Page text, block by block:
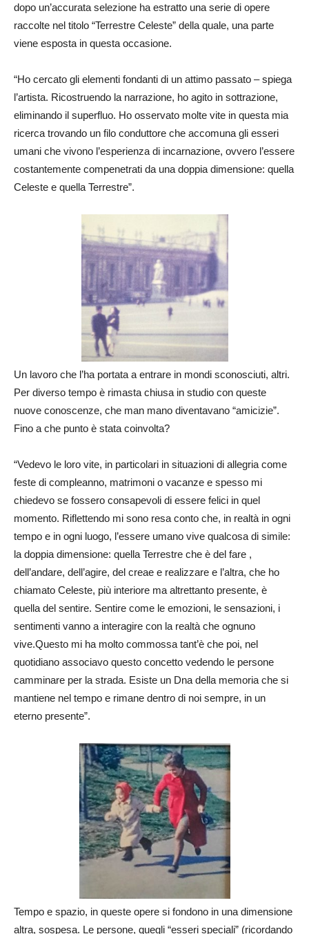
dopo un’accurata selezione ha estratto una serie di opere
raccolte nel titolo “Terrestre Celeste” della quale, una parte
viene esposta in questa occasione.
“Ho cercato gli elementi fondanti di un attimo passato – spiega
l’artista. Ricostruendo la narrazione, ho agito in sottrazione,
eliminando il superfluo. Ho osservato molte vite in questa mia
ricerca trovando un filo conduttore che accomuna gli esseri
umani che vivono l’esperienza di incarnazione, ovvero l’essere
costantemente compenetrati da una doppia dimensione: quella
Celeste e quella Terrestre”.
Un lavoro che l’ha portata a entrare in mondi sconosciuti, altri.
Per diverso tempo è rimasta chiusa in studio con queste
nuove conoscenze, che man mano diventavano “amicizie”.
Fino a che punto è stata coinvolta?
“Vedevo le loro vite, in particolari in situazioni di allegria come
feste di compleanno, matrimoni o vacanze e spesso mi
chiedevo se fossero consapevoli di essere felici in quel
momento. Riflettendo mi sono resa conto che, in realtà in ogni
tempo e in ogni luogo, l’essere umano vive qualcosa di simile:
la doppia dimensione: quella Terrestre che è del fare ,
dell’andare, dell’agire, del creae e realizzare e l’altra, che ho
chiamato Celeste, più interiore ma altrettanto presente, è
quella del sentire. Sentire come le emozioni, le sensazioni, i
sentimenti vanno a interagire con la realtà che ognuno
vive.Questo mi ha molto commossa tant’è che poi, nel
quotidiano associavo questo concetto vedendo le persone
camminare per la strada. Esiste un Dna della memoria che si
mantiene nel tempo e rimane dentro di noi sempre, in un
eterno presente”.
Tempo e spazio, in queste opere si fondono in una dimensione
altra, sospesa. Le persone, quegli “esseri speciali” (ricordando